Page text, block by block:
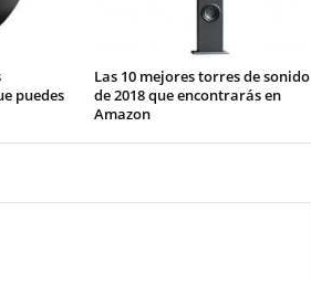
puedes
Las 10 mejores torres de sonido
de 2018 que encontrarás en
Amazon